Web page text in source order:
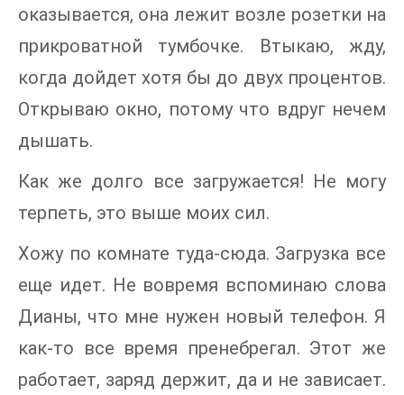
оказывается, она лежит возле розетки на
прикроватной тумбочке. Втыкаю, жду,
когда дойдет хотя бы до двух процентов.
Открываю окно, потому что вдруг нечем
дышать.
Как же долго все загружается! Не могу
терпеть, это выше моих сил.
Хожу по комнате туда-сюда. Загрузка все
еще идет. Не вовремя вспоминаю слова
Дианы, что мне нужен новый телефон. Я
как-то все время пренебрегал. Этот же
работает, заряд держит, да и не зависает.